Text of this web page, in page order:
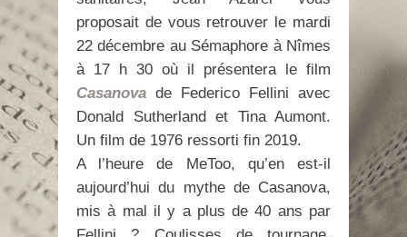
proposait de vous retrouver le mardi
22 décembre au Sémaphore à Nîmes
à 17 h 30 où il présentera le film
Casanova de Federico Fellini avec
Donald Sutherland et Tina Aumont.
Un film de 1976 ressorti fin 2019.
A l’heure de MeToo, qu’en est-il
aujourd’hui du mythe de Casanova,
mis à mal il y a plus de 40 ans par